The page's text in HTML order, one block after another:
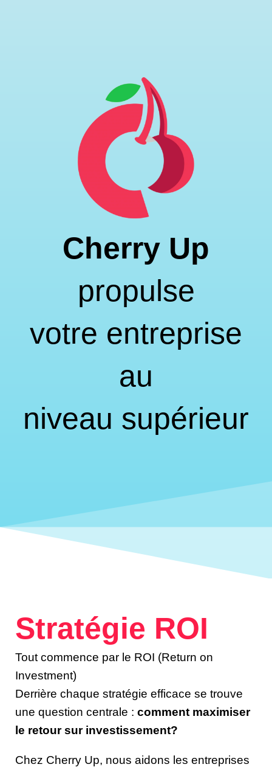
Cherry Up
propulse
votre entreprise
au
niveau supérieur
Stratégie ROI
Tout commence par le ROI (Return on
Investment)
Derrière chaque stratégie efficace se trouve
une question centrale : comment maximiser
le retour sur investissement?
Chez Cherry Up, nous aidons les entreprises